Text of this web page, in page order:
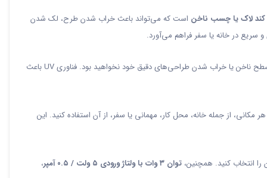
لاک یا چسب ناخن است که می‌تواند باعث خراب شدن طرح، لک شدن
سریع در خانه یا سفر فراهم می‌آورد.
قادر است لاک و چسب ناخن را به‌صورت عمیق و یکنواخت خشک کند. بنابراین دیگر نگران باقی ماندن رطوبت روی سطح ناخن یا خراب شدن طراحی‌های دقیق خود نخواهید بود. فناوری UV باعث
از جمله خانه، محل کار، مهمانی یا سفر، از آن استفاده کنید. این
انتخاب کنید. همچنین، توان ۳ وات با ولتاژ ورودی ۵ ولت / ۰.۵ آمپر ،